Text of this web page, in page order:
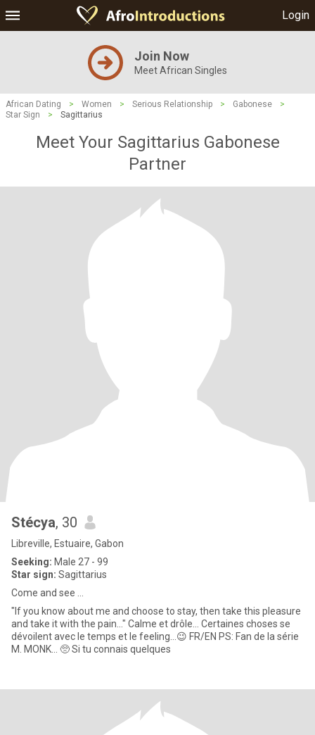
Login
Join Now
Meet African Singles
African Dating > Women > Serious Relationship > Gabonese
>
Star Sign
> Sagittarius
Meet Your Sagittarius Gabonese
Partner
Stécya, 30
Libreville, Estuaire, Gabon
Seeking: Male 27 - 99
Star sign: Sagittarius
Come and see ...
"If you know about me and choose to stay, then take this pleasure
and take it with the pain..." Calme et drôle... Certaines choses se
dévoilent avec le temps et le feeling...😉 FR/EN PS: Fan de la série
M. MONK... 🥺 Si tu connais quelques